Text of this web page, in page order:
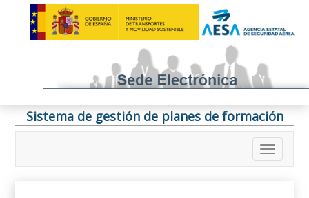
Sistema de gestión de planes de formación